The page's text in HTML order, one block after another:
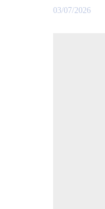
03/07/2026